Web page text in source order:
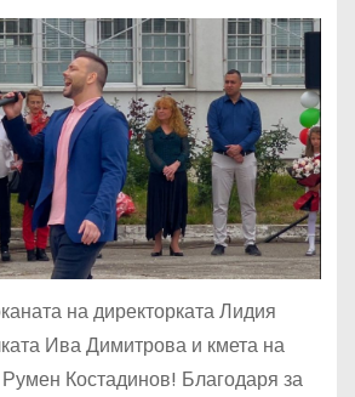
на директорката Лидия
Ива Димитрова и кмета на
Костадинов! Благодаря за